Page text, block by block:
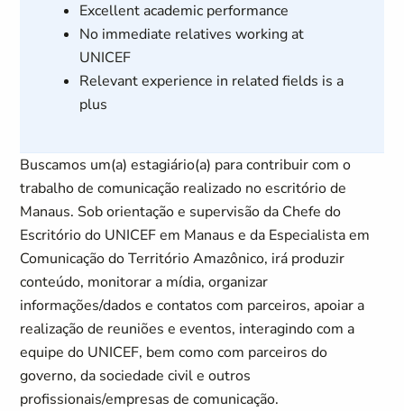
Excellent academic performance
No immediate relatives working at
UNICEF
Relevant experience in related fields is a
plus
Buscamos um(a) estagiário(a) para contribuir com o
trabalho de comunicação realizado no escritório de
Manaus. Sob orientação e supervisão da Chefe do
Escritório do UNICEF em Manaus e da Especialista em
Comunicação do Território Amazônico, irá produzir
conteúdo, monitorar a mídia, organizar
informações/dados e contatos com parceiros, apoiar a
realização de reuniões e eventos, interagindo com a
equipe do UNICEF, bem como com parceiros do
governo, da sociedade civil e outros
profissionais/empresas de comunicação.